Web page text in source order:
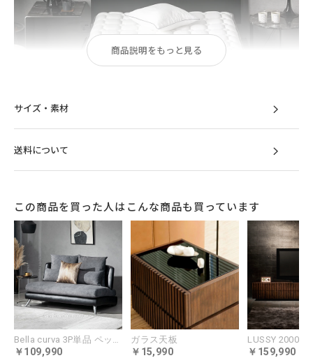
超極厚25㎝が生む抜群の安定感
底付き感を微塵も感じさせない充実の25cm厚
マットレス。大柄な方でも不安なく体を預け
ていただけます。
商品説明をもっと見る
サイズ・素材
送料について
この商品を買った人はこんな商品も買っています
109,990
ガラス天板
15,990
LUSSY 2000
159,990